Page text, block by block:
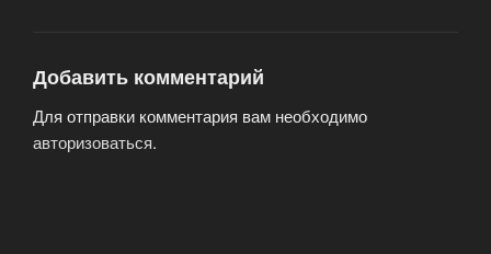
Добавить комментарий
Для отправки комментария вам необходимо
авторизоваться.